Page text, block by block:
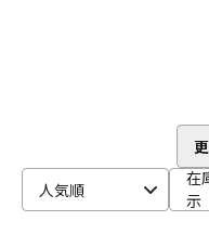
人気順
在
示